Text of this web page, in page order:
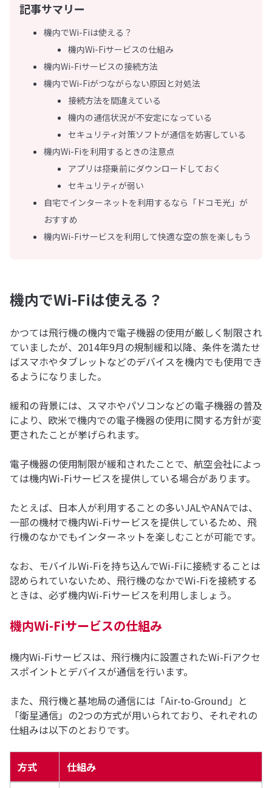
記事サマリー
機内でWi-Fiは使える？
機内Wi-Fiサービスの仕組み
機内Wi-Fiサービスの接続方法
機内でWi-Fiがつながらない原因と対処法
接続方法を間違えている
機内の通信状況が不安定になっている
セキュリティ対策ソフトが通信を妨害している
機内Wi-Fiを利用するときの注意点
アプリは搭乗前にダウンロードしておく
セキュリティが弱い
自宅でインターネットを利用するなら「ドコモ光」が
おすすめ
機内Wi-Fiサービスを利用して快適な空の旅を楽しもう
機内でWi-Fiは使える？
かつては飛行機の機内で電子機器の使用が厳しく制限され
ていましたが、2014年9月の規制緩和以降、条件を満たせ
ばスマホやタブレットなどのデバイスを機内でも使用でき
るようになりました。
緩和の背景には、スマホやパソコンなどの電子機器の普及
により、欧米で機内での電子機器の使用に関する方針が変
更されたことが挙げられます。
電子機器の使用制限が緩和されたことで、航空会社によっ
ては機内Wi-Fiサービスを提供している場合があります。
たとえば、日本人が利用することの多いJALやANAでは、
一部の機材で機内Wi-Fiサービスを提供しているため、飛
行機のなかでもインターネットを楽しむことが可能です。
なお、モバイルWi-Fiを持ち込んでWi-Fiに接続することは
認められていないため、飛行機のなかでWi-Fiを接続する
ときは、必ず機内Wi-Fiサービスを利用しましょう。
機内Wi-Fiサービスの仕組み
機内Wi-Fiサービスは、飛行機内に設置されたWi-Fiアクセ
スポイントとデバイスが通信を行います。
また、飛行機と基地局の通信には「Air-to-Ground」と
「衛星通信」の2つの方式が用いられており、それぞれの
仕組みは以下のとおりです。
方式 仕組み